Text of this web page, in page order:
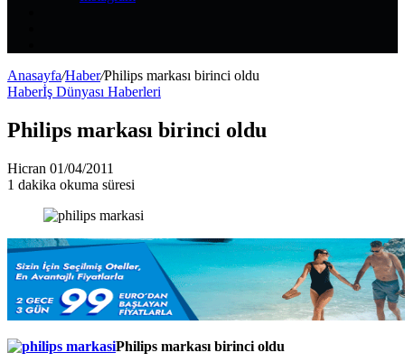
Anasayfa/Haber/Philips markası birinci oldu
Haberİş Dünyası Haberleri
Philips markası birinci oldu
Hicran Bir
e-
göndermek
01/04/2011
1 dakika okuma süresi
Philips markası birinci oldu